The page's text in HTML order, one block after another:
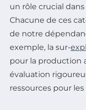
un rôle crucial
Chacune de ces
de notre
exemple, la sur-
pour la production
évaluation
ressources pour